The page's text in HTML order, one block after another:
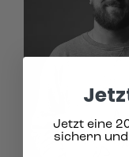
Jetzt eine
sichern